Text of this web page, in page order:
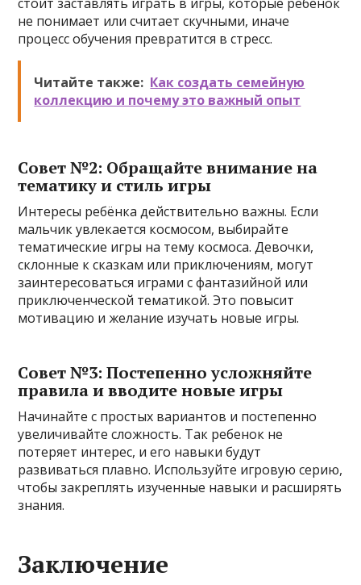
не понимает или считает скучными, иначе
процесс обучения превратится в стресс.
Читайте также: Как создать семейную
коллекцию и почему это важный опыт
Совет №2: Обращайте внимание на
тематику и стиль игры
Интересы ребёнка действительно важны. Если
мальчик увлекается космосом, выбирайте
тематические игры на тему космоса. Девочки,
склонные к сказкам или приключениям, могут
заинтересоваться играми с фантазийной или
приключенческой тематикой. Это повысит
мотивацию и желание изучать новые игры.
Совет №3: Постепенно усложняйте
правила и вводите новые игры
Начинайте с простых вариантов и постепенно
увеличивайте сложность. Так ребенок не
потеряет интерес, и его навыки будут
развиваться плавно. Используйте игровую серию,
чтобы закреплять изученные навыки и расширять
знания.
Заключение